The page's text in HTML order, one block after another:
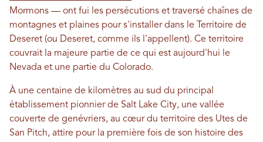
Mormons — ont fui les persécutions et traversé chaînes de
montagnes et plaines pour s'installer dans le Territoire de
Deseret (ou Deseret, comme ils l'appellent). Ce territoire
couvrait la majeure partie de ce qui est aujourd'hui le
Nevada et une partie du Colorado.
À une centaine de kilomètres au sud du principal
établissement pionnier de Salt Lake City, une vallée
couverte de genévriers, au cœur du territoire des Utes de
San Pitch, attire pour la première fois de son histoire des